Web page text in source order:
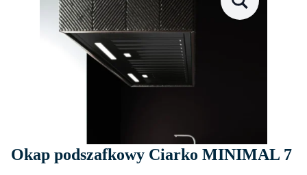
Okap podszafkowy Ciarko MINIMAL 7